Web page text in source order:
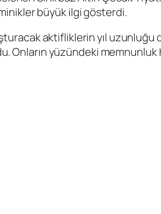
büyük ilgi gösterdi.
aktifliklerin yıl
Onların yüzündeki